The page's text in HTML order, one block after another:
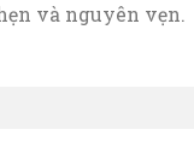
và nguyên vẹn.